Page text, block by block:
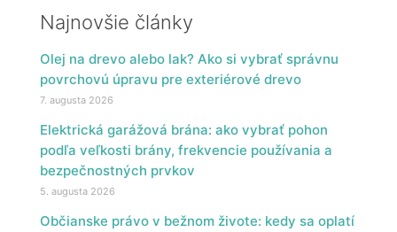
Najnovšie články
Olej na drevo alebo lak? Ako si vybrať správnu
povrchovú úpravu pre exteriérové drevo
7. augusta 2026
Elektrická garážová brána: ako vybrať pohon
podľa veľkosti brány, frekvencie používania a
bezpečnostných prvkov
5. augusta 2026
Občianske právo v bežnom živote: kedy sa oplatí